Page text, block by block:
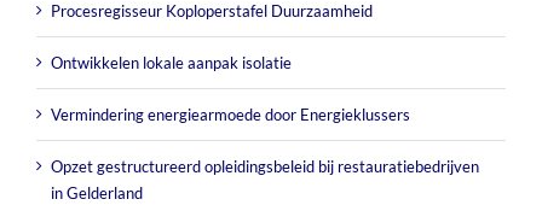
Procesregisseur Koploperstafel Duurzaamheid
Ontwikkelen lokale aanpak isolatie
Vermindering energiearmoede door Energieklussers
Opzet gestructureerd opleidingsbeleid bij restauratiebedrijven
in Gelderland